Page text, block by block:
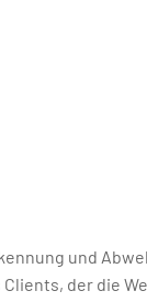
und
der die